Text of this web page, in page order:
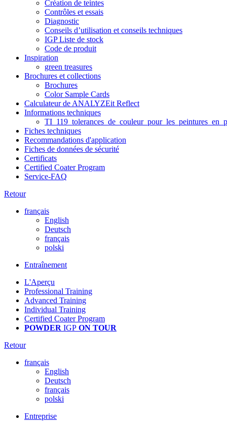
Création de teintes
Contrôles et essais
Diagnostic
Conseils d’utilisation et conseils techniques
IGP Liste de stock
Code de produit
Inspiration
green treasures
Brochures et collections
Brochures
Color Sample Cards
Calculateur de ANALYZEit Reflect
Informations techniques
Fiches techniques
Recommandations d'application
Fiches de données de sécurité
Certificats
Certified Coater Program
Service-FAQ
Retour
français
English
Deutsch
français
polski
Entraînement
L'Aperçu
Professional Training
Advanced Training
Individual Training
Certified Coater Program
POWDER IGP ON TOUR
Retour
français
English
Deutsch
français
polski
Entreprise